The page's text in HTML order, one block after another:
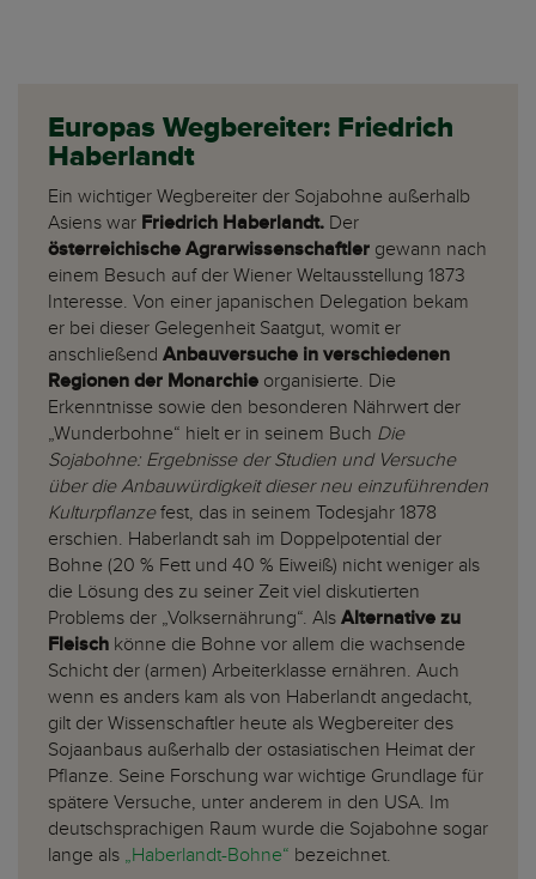
Europas Wegbereiter: Friedrich
Haberlandt
Ein wichtiger Wegbereiter der Sojabohne außerhalb
Asiens war Friedrich Haberlandt. Der
österreichische Agrarwissenschaftler gewann nach
einem Besuch auf der Wiener Weltausstellung 1873
Interesse. Von einer japanischen Delegation bekam
er bei dieser Gelegenheit Saatgut, womit er
anschließend Anbauversuche in verschiedenen
Regionen der Monarchie organisierte. Die
Erkenntnisse sowie den besonderen Nährwert der
„Wunderbohne“ hielt er in seinem Buch Die
Sojabohne: Ergebnisse der Studien und Versuche
über die Anbauwürdigkeit dieser neu einzuführenden
Kulturpflanzefest, das in seinem Todesjahr 1878
erschien. Haberlandt sah im Doppelpotential der
Bohne (20 % Fett und 40 % Eiweiß) nicht weniger als
die Lösung des zu seiner Zeit viel diskutierten
Problems der „Volksernährung“. Als Alternative zu
Fleisch könne die Bohne vor allem die wachsende
Schicht der (armen) Arbeiterklasse ernähren. Auch
wenn es anders kam als von Haberlandt angedacht,
gilt der Wissenschaftler heute als Wegbereiter des
Sojaanbaus außerhalb der ostasiatischen Heimat der
Pflanze. Seine Forschung war wichtige Grundlage für
spätere Versuche, unter anderem in den USA. Im
deutschsprachigen Raum wurde die Sojabohne sogar
lange als „Haberlandt-Bohne“ bezeichnet.